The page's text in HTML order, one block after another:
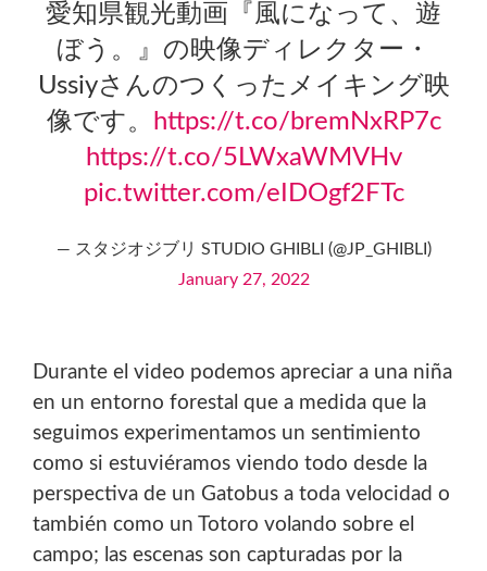
愛知県観光動画『風になって、遊
ぼう。』の映像ディレクター・
Ussiyさんのつくったメイキング映
像です。
https://t.co/bremNxRP7c
https://t.co/5LWxaWMVHv
pic.twitter.com/eIDOgf2FTc
— スタジオジブリ STUDIO GHIBLI (@JP_GHIBLI)
January 27, 2022
Durante el video podemos apreciar a una niña
en un entorno forestal que a medida que la
seguimos experimentamos un sentimiento
como si estuviéramos viendo todo desde la
perspectiva de un Gatobus a toda velocidad o
también como un Totoro volando sobre el
campo; las escenas son capturadas por la